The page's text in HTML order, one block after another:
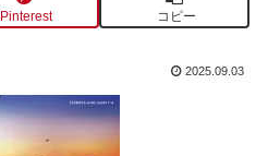
Pinterest コピー
2025.09.03